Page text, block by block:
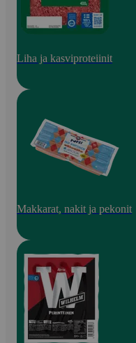
Liha ja kasviproteiinit
Makkarat, nakit ja pekonit